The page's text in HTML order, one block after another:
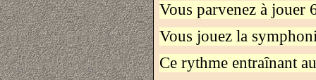
Vous parvenez à jouer
Vous jouez la
Ce rythme entraînant